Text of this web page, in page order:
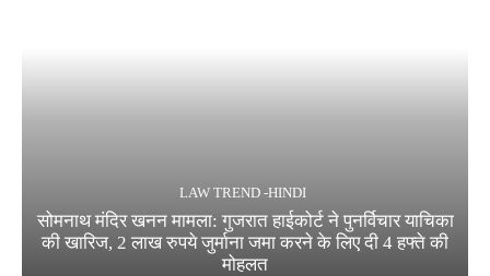
LAW TREND -HINDI
सोमनाथ मंदिर खनन मामला: गुजरात हाईकोर्ट ने पुनर्विचार याचिका
की खारिज, 2 लाख रुपये जुर्माना जमा करने के लिए दी 4 हफ्ते की
मोहलत